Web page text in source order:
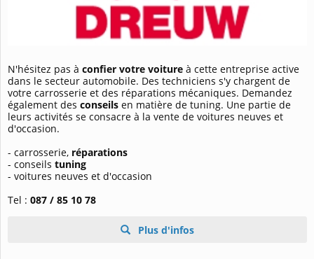
N'hésitez pas à confier votre voiture à cette entreprise active
dans le secteur automobile. Des techniciens s'y chargent de
votre carrosserie et des réparations mécaniques. Demandez
également des conseils en matière de tuning. Une partie de
leurs activités se consacre à la vente de voitures neuves et
d'occasion.
- carrosserie, réparations
- conseils tuning
- voitures neuves et d'occasion
Tel : 087 / 85 10 78
Plus d'infos